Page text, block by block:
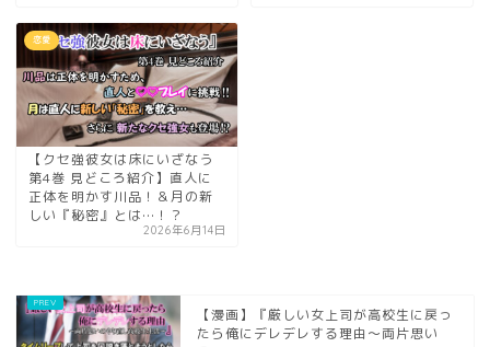
恋愛
【クセ強彼女は床にいざなう
第4巻 見どころ紹介】直人に
正体を明かす川品！＆月の新
しい『秘密』とは…！？
2026年6月14日
【漫画】『厳しい女上司が高校生に戻っ
たら俺にデレデレする理由～両片思い